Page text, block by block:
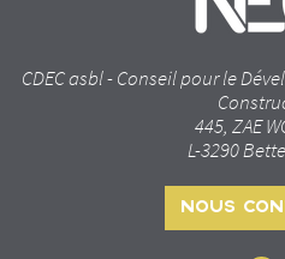
CDEC asbl - Conseil pour le
445, ZAE
L-3290
NOUS